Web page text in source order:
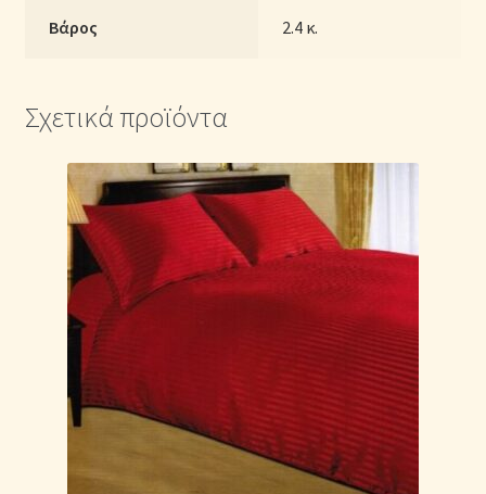
Βάρος 2.4 κ.
Σχετικά προϊόντα